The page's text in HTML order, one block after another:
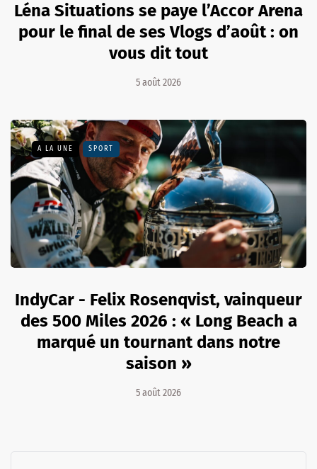
Léna Situations se paye l’Accor Arena
pour le final de ses Vlogs d’août : on
vous dit tout
5 août 2026
A LA UNE SPORT
IndyCar - Felix Rosenqvist, vainqueur
des 500 Miles 2026 : « Long Beach a
marqué un tournant dans notre
saison »
5 août 2026